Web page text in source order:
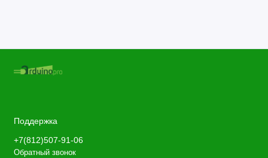
Поддержка
+7(812)507-91-06
Обратный звонок